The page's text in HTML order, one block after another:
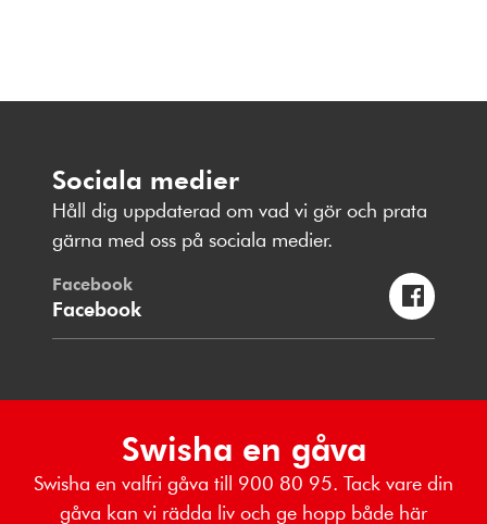
Sociala medier
Håll dig uppdaterad om vad vi gör och prata
gärna med oss på sociala medier.
Facebook
Facebook
Swisha en gåva
Swisha en valfri gåva till 900 80 95. Tack vare din
gåva kan vi rädda liv och ge hopp både här